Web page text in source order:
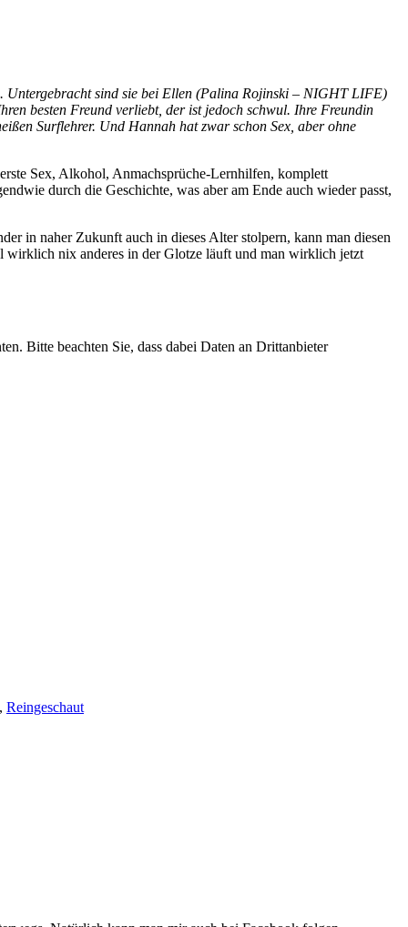
Untergebracht sind sie bei Ellen (Palina Rojinski – NIGHT LIFE)
besten Freund verliebt, der ist jedoch schwul. Ihre Freundin
Surflehrer. Und Hannah hat zwar schon Sex, aber ohne
Sex, Alkohol, Anmachsprüche-Lernhilfen, komplett
durch die Geschichte, was aber am Ende auch wieder passt,
in naher Zukunft auch in dieses Alter stolpern, kann man diesen
wirklich nix anderes in der Glotze läuft und man wirklich jetzt
Bitte beachten Sie, dass dabei Daten an Drittanbieter
, Reingeschaut